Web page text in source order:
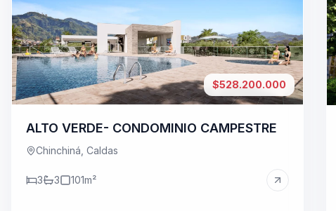
$528.200.000
ALTO VERDE- CONDOMINIO CAMPESTRE
Chinchiná, Caldas
3 3 101m²